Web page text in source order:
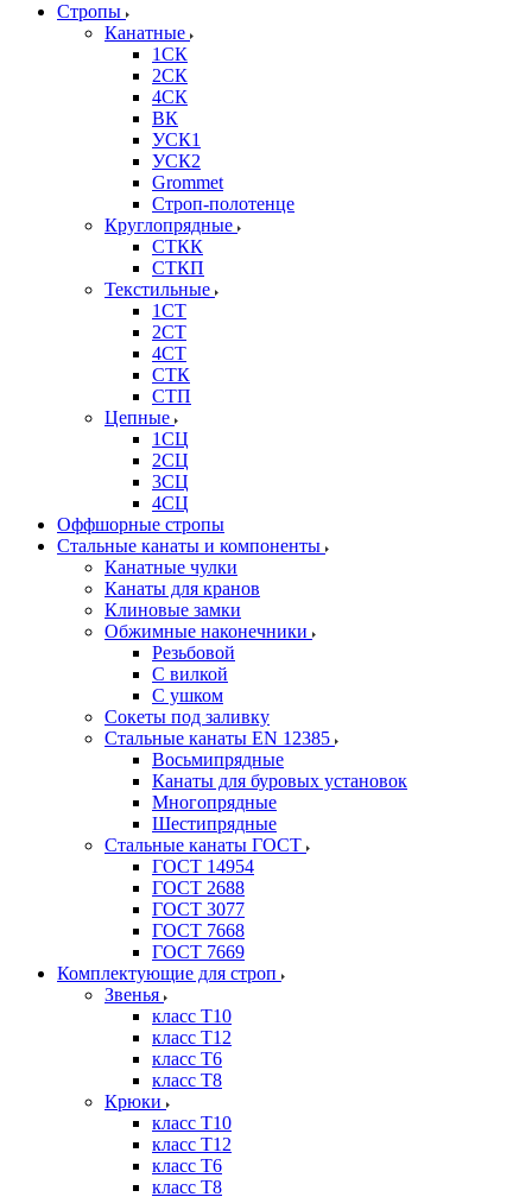
Стропы
Канатные
1СК
2СК
4СК
ВК
УСК1
УСК2
Grommet
Строп-полотенце
Круглопрядные
СТКК
СТКП
Текстильные
1СТ
2СТ
4СТ
СТК
СТП
Цепные
1СЦ
2СЦ
3СЦ
4СЦ
Оффшорные стропы
Стальные канаты и компоненты
Канатные чулки
Канаты для кранов
Клиновые замки
Обжимные наконечники
Резьбовой
С вилкой
С ушком
Сокеты под заливку
Стальные канаты EN 12385
Восьмипрядные
Канаты для буровых установок
Многопрядные
Шестипрядные
Стальные канаты ГОСТ
ГОСТ 14954
ГОСТ 2688
ГОСТ 3077
ГОСТ 7668
ГОСТ 7669
Комплектующие для строп
Звенья
класс Т10
класс Т12
класс Т6
класс Т8
Крюки
класс Т10
класс Т12
класс Т6
класс Т8